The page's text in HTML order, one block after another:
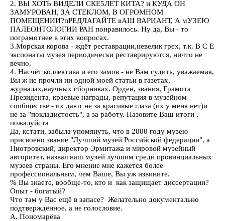
2. ВЫ ХОТЬ ВИДЕЛИ СКЕ5ЛЕТ КИТА? и КУДА ОН
ЗАМУРОВАН, ЗА СТЕКЛОМ, В ОГРОМНОМ
ПОМЕЩЕНИИ?пРЕДЛАГАЙТЕ вАШ ВАРИАНТ, А мУЗЕЮ
ПАЛЕОНТОЛОГИИ РАН понравилось. Ну да, Вы - то
пограмотнее в этих вопросах.
3.Морская корова - ждёт реставрации,невелик грех, т.к. В С Е
экспонаты музея периодически реставрируются, ничто не
вечно,
4. Насчёт коллектива и его замов - не Вам судить, уважаемая,
Вы ж не прочли ни одной моей статьи в газетах,
журналах,научных сборниках. Орден, звания, Грамота
Президента, краевые награды, репутация в музейном
сообществе - их дают не за красивые глаза (их у меня нет)и
не за "покладистость", а за работу. Назовите Ваш итоги ,
пожалуйста
Да, кстати, забыла упомянуть, что в 2000 году музею
присвоено звание "Лучший музей Российской федерации", а
Пиотровский, директор Эрмитажа и мировой музейный
авторитет, назвал наш музей лучшим среди провинциальных
музеев страны. Его мнение мне кажется более
профессиональным, чем Ваше, Вы уж извините.
% Вы знаете, вообще-то, кто и как защищает диссертации?
Опыт - богатый?
Что там у Вас ещё в запасе? Желательно документально
подтверждённое, а не голословие.
А. Пономарёва